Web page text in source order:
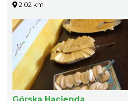
2.02 km